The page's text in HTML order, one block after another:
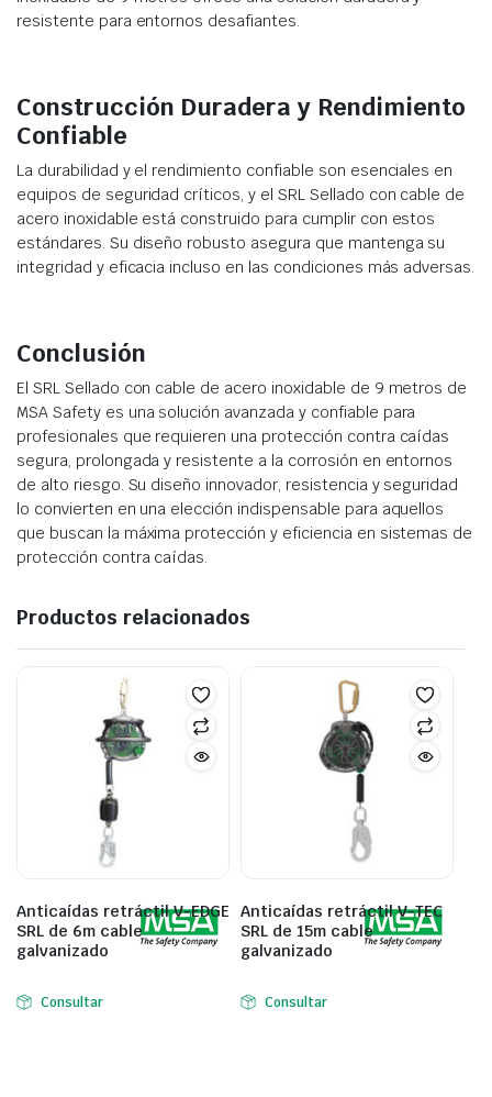
resistente para entornos desafiantes.
Construcción Duradera y Rendimiento
Confiable
La durabilidad y el rendimiento confiable son esenciales en
equipos de seguridad críticos, y el SRL Sellado con cable de
acero inoxidable está construido para cumplir con estos
estándares. Su diseño robusto asegura que mantenga su
integridad y eficacia incluso en las condiciones más adversas.
Conclusión
El SRL Sellado con cable de acero inoxidable de 9 metros de
MSA Safety es una solución avanzada y confiable para
profesionales que requieren una protección contra caídas
segura, prolongada y resistente a la corrosión en entornos
de alto riesgo. Su diseño innovador, resistencia y seguridad
lo convierten en una elección indispensable para aquellos
que buscan la máxima protección y eficiencia en sistemas de
protección contra caídas.
Productos relacionados
Anticaídas retráctil V-EDGE
SRL de 6m cable
galvanizado
Consultar
Anticaídas retráctil V-TEC
SRL de 15m cable
galvanizado
Consultar